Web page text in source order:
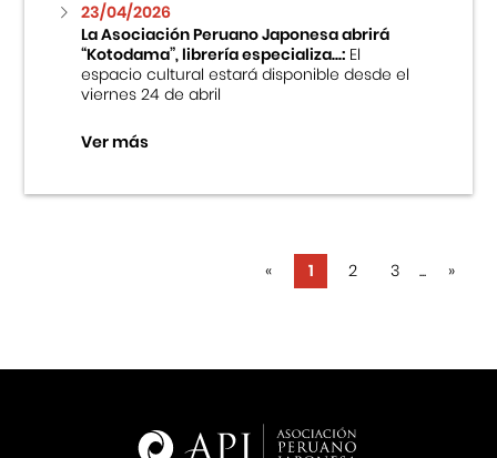
23/04/2026
La Asociación Peruano Japonesa abrirá
“Kotodama”, librería especializa...:El
espacio cultural estará disponible desde el
viernes 24 de abril
Ver más
« 1 2 3 ... »